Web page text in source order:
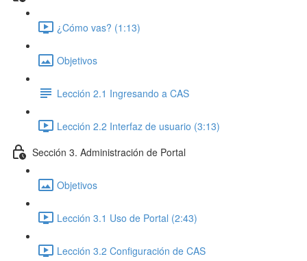
¿Cómo vas? (1:13)
Objetivos
Lección 2.1 Ingresando a CAS
Lección 2.2 Interfaz de usuario (3:13)
Sección 3. Administración de Portal
Objetivos
Lección 3.1 Uso de Portal (2:43)
Lección 3.2 Configuración de CAS